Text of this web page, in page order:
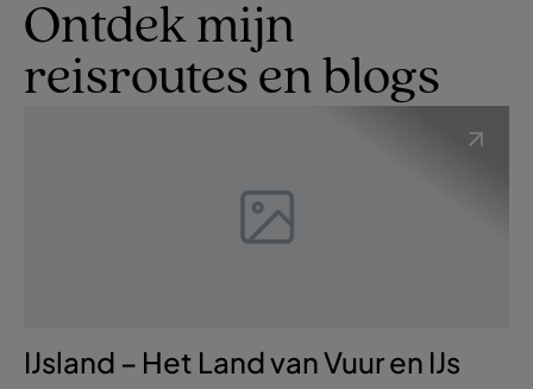
Ontdek mijn
reisroutes en blogs
IJsland – Het Land van Vuur en IJs